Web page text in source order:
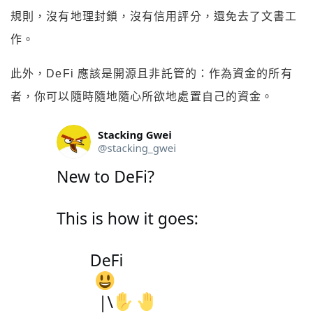
規則，沒有地理封鎖，沒有信用評分，還免去了文書工
作。
此外，DeFi 應該是開源且非託管的：作為資金的所有
者，你可以隨時隨地隨心所欲地處置自己的資金。